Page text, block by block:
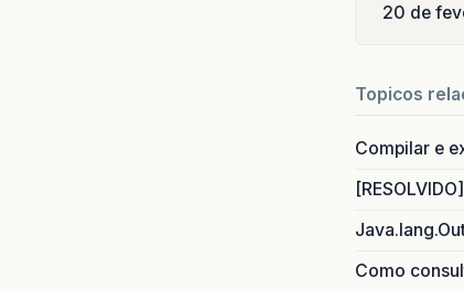
20 de
Topicos
Compilar e
Como